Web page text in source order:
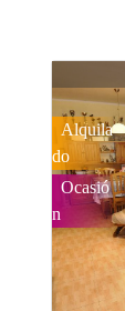
Alquila
do
Ocasió
n